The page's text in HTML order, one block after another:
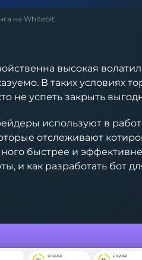
на Whitebit
высокая
В таких условиях
не успеть закрыть
используют в
отслеживают
быстрее и
и как разработать бот